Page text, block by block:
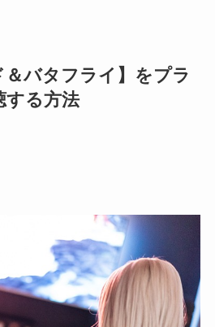
バタフライ】をプラ
する方法